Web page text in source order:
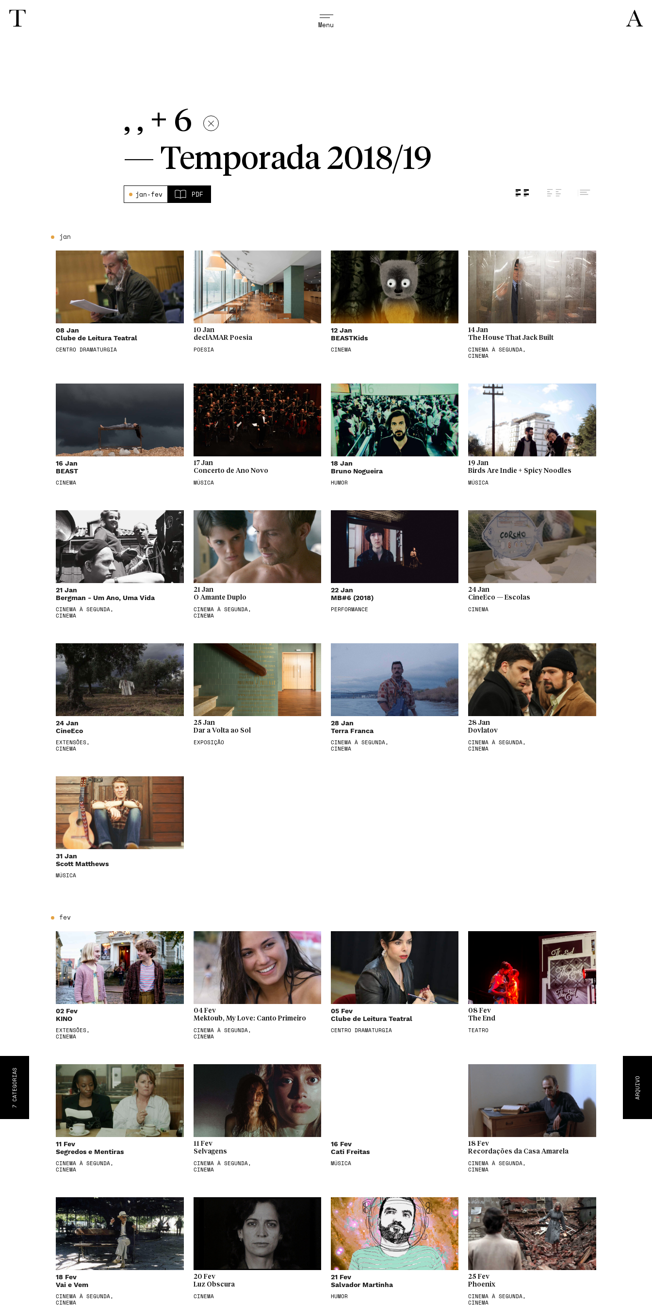
Menu
ARQUIVO
7
CATEGORIA
S
, , + 6
— Temporada 2018/19
jan-fev PDF
jan
08 Jan
Clube de Leitura Teatral
CENTRO DRAMATURGIA
10 Jan
declAMAR Poesia
POESIA
12 Jan
BEASTKids
CINEMA
14 Jan
The House That Jack Built
CINEMA À SEGUNDA,
CINEMA
16 Jan
BEAST
CINEMA
17 Jan
Concerto de Ano Novo
MÚSICA
18 Jan
Bruno Nogueira
HUMOR
19 Jan
Birds Are Indie + Spicy Noodles
MÚSICA
21 Jan
Bergman - Um Ano, Uma Vida
CINEMA À SEGUNDA,
CINEMA
21 Jan
O Amante Duplo
CINEMA À SEGUNDA,
CINEMA
22 Jan
MB#6 (2018)
PERFORMANCE
24 Jan
CineEco — Escolas
CINEMA
24 Jan
CineEco
EXTENSÕES,
CINEMA
25 Jan
Dar a Volta ao Sol
EXPOSIÇÃO
28 Jan
Terra Franca
CINEMA À SEGUNDA,
CINEMA
28 Jan
Dovlatov
CINEMA À SEGUNDA,
CINEMA
31 Jan
Scott Matthews
MÚSICA
fev
02 Fev
KINO
EXTENSÕES,
CINEMA
04 Fev
Mektoub, My Love: Canto Primeiro
CINEMA À SEGUNDA,
CINEMA
05 Fev
Clube de Leitura Teatral
CENTRO DRAMATURGIA
08 Fev
The End
TEATRO
11 Fev
Segredos e Mentiras
CINEMA À SEGUNDA,
CINEMA
11 Fev
Selvagens
CINEMA À SEGUNDA,
CINEMA
16 Fev
Cati Freitas
MÚSICA
18 Fev
Recordações da Casa Amarela
CINEMA À SEGUNDA,
CINEMA
18 Fev
Vai e Vem
CINEMA À SEGUNDA,
CINEMA
20 Fev
Luz Obscura
CINEMA
21 Fev
Salvador Martinha
HUMOR
25 Fev
Phoenix
CINEMA À SEGUNDA,
CINEMA